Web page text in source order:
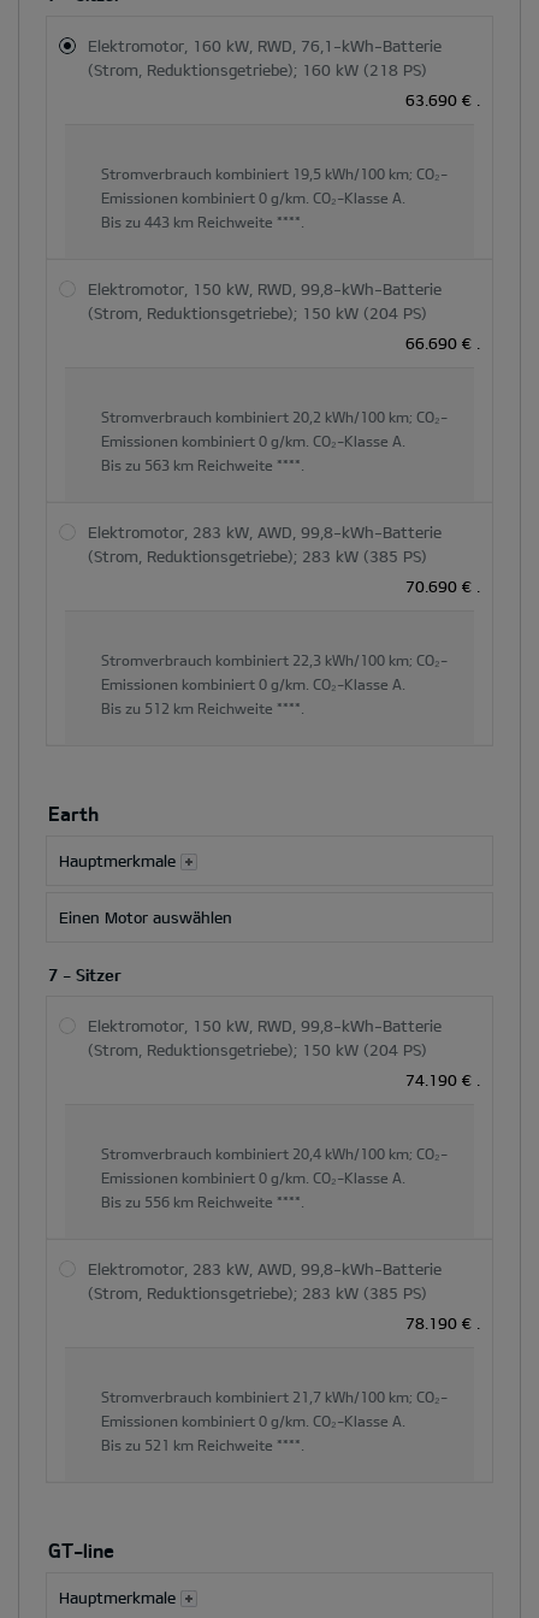
Elektromotor, 160 kW, RWD, 76,1-kWh-Batterie
(Strom, Reduktionsgetriebe); 160 kW (218 PS)
63.690 €
Stromverbrauch kombiniert 19,5 kWh/100 km; CO₂-
Emissionen kombiniert 0 g/km. CO₂-Klasse A.
Bis zu 443 km Reichweite ****.
Elektromotor, 150 kW, RWD, 99,8-kWh-Batterie
(Strom, Reduktionsgetriebe); 150 kW (204 PS)
66.690 €
Stromverbrauch kombiniert 20,2 kWh/100 km; CO₂-
Emissionen kombiniert 0 g/km. CO₂-Klasse A.
Bis zu 563 km Reichweite ****.
Elektromotor, 283 kW, AWD, 99,8-kWh-Batterie
(Strom, Reduktionsgetriebe); 283 kW (385 PS)
70.690 €
Stromverbrauch kombiniert 22,3 kWh/100 km; CO₂-
Emissionen kombiniert 0 g/km. CO₂-Klasse A.
Bis zu 512 km Reichweite ****.
Earth
Hauptmerkmale
Einen Motor auswählen
7 - Sitzer
Elektromotor, 150 kW, RWD, 99,8-kWh-Batterie
(Strom, Reduktionsgetriebe); 150 kW (204 PS)
74.190 €
Stromverbrauch kombiniert 20,4 kWh/100 km; CO₂-
Emissionen kombiniert 0 g/km. CO₂-Klasse A.
Bis zu 556 km Reichweite ****.
Elektromotor, 283 kW, AWD, 99,8-kWh-Batterie
(Strom, Reduktionsgetriebe); 283 kW (385 PS)
78.190 €
Stromverbrauch kombiniert 21,7 kWh/100 km; CO₂-
Emissionen kombiniert 0 g/km. CO₂-Klasse A.
Bis zu 521 km Reichweite ****.
GT-line
Hauptmerkmale